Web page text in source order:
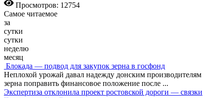
Просмотров: 12754
Самое читаемое
за
сутки
сутки
неделю
месяц
Блокада — подвод для закупок зерна в госфонд
Неплохой урожай давал надежду донским производителям
зерна поправить финансовое положение после ...
Экспертиза отклонила проект ростовской дороги — связки